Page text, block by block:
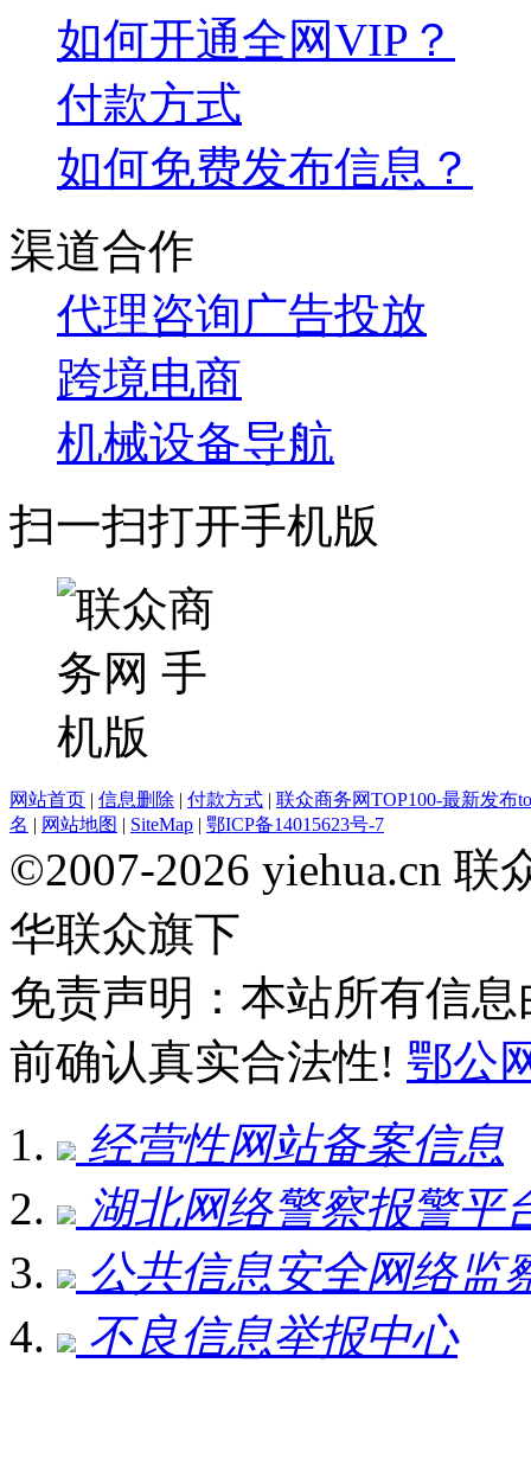
如何开通全网VIP？
付款方式
如何免费发布信息？
渠道合作
代理咨询广告投放
跨境电商
机械设备导航
扫一扫打开手机版
网站首页 | 信息删除 | 付款方式 | 联众商务网TOP100-最新发布
名 | 网站地图 | SiteMap | 鄂ICP备14015623号-7
©2007-2026 yiehua.cn
华联众旗下
免责声明：本站所有信
前确认真实合法性! 鄂公
经营性网站备案信息
湖北网络警察报警平
公共信息安全网络监
不良信息举报中心